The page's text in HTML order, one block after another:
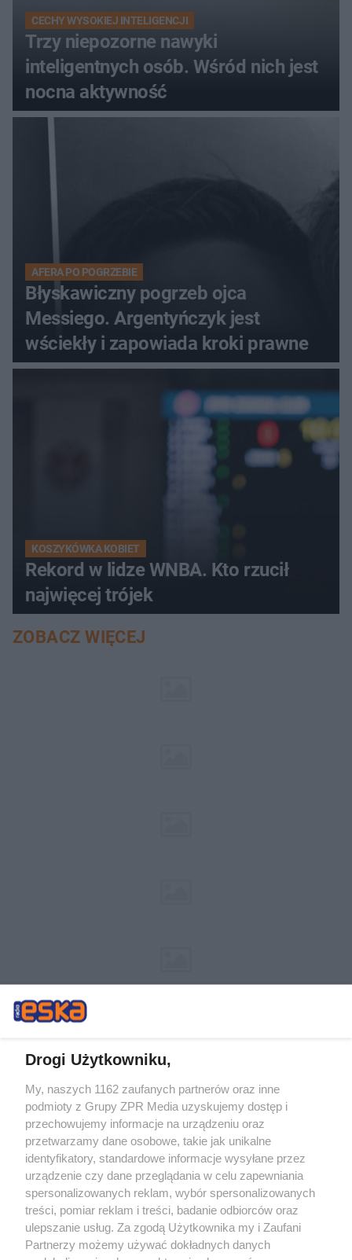
CECHY WYSOKIEJ INTELIGENCJI
Trzy niepozorne nawyki
inteligentnych osób. Wśród nich jest
nocna aktywność
AFERA PO POGRZEBIE
Błyskawiczny pogrzeb ojca
Messiego. Argentyńczyk jest
wściekły i zapowiada kroki prawne
KOSZYKÓWKA KOBIET
Rekord w lidze WNBA. Kto rzucił
najwięcej trójek
ZOBACZ WIĘCEJ
Żaden utwór zamieszczony w serwisie nie może być powielany i
rozpowszechniany lub dalej rozpowszechniany w jakikolwiek sposób (w
tym także elektroniczny lub mechaniczny) na jakimkolwiek polu
eksploatacji w jakiejkolwiek formie, włącznie z umieszczaniem w Internecie
bez pisemnej zgody właściciela praw. Jakiekolwiek użycie lub
wykorzystanie utworów w całości lub w części z naruszeniem prawa, tzn.
bez właściwej zgody, jest zabronione pod groźbą kary i może być ścigane
prawnie.
Drogi Użytkowniku,
My, naszych 1162 zaufanych partnerów oraz inne
podmioty z Grupy ZPR Media uzyskujemy dostęp i
przechowujemy informacje na urządzeniu oraz
przetwarzamy dane osobowe, takie jak unikalne
identyfikatory, standardowe informacje wysyłane przez
urządzenie czy dane przeglądania w celu zapewniania
spersonalizowanych reklam, wybór spersonalizowanych
treści, pomiar reklam i treści, badanie odbiorców oraz
ulepszanie usług. Za zgodą Użytkownika my i Zaufani
Partnerzy możemy używać dokładnych danych